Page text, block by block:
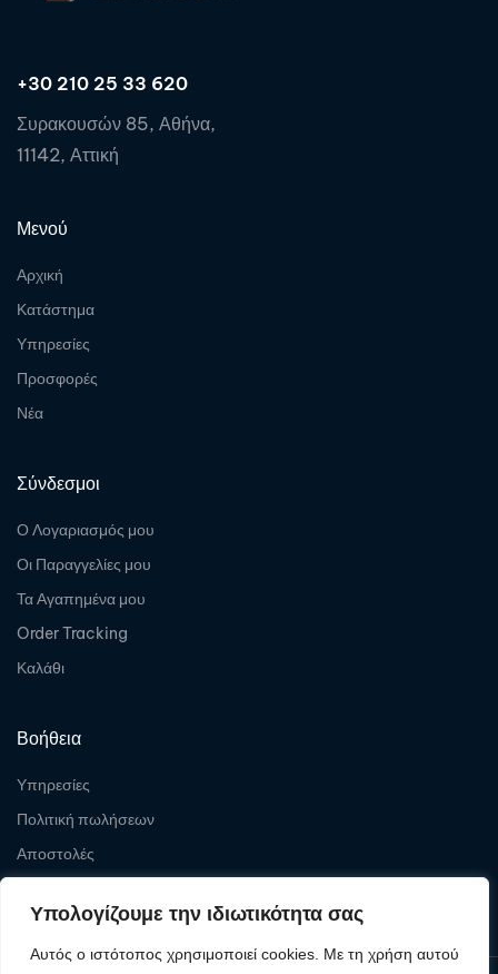
Υπολογίζουμε την ιδιωτικότητα σας
Αυτός ο ιστότοπος χρησιμοποιεί cookies. Με τη χρήση αυτού
+30 210 25 33 620
Συρακουσών 85, Αθήνα,
11142, Αττική
Μενού
Αρχική
Κατάστημα
Υπηρεσίες
Προσφορές
Νέα
Σύνδεσμοι
Ο Λογαριασμός μου
Οι Παραγγελίες μου
Τα Αγαπημένα μου
Order Tracking
Καλάθι
Βοήθεια
Υπηρεσίες
Πολιτική πωλήσεων
Αποστολές